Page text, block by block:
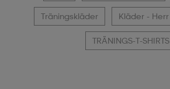
Träningskläder Kläder - Herr
TRÄNINGS-T-SHIRTS